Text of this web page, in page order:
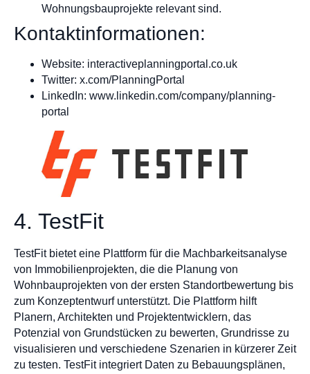
Wohnungsbauprojekte relevant sind.
Kontaktinformationen:
Website: interactiveplanningportal.co.uk
Twitter: x.com/PlanningPortal
LinkedIn: www.linkedin.com/company/planning-
portal
4. TestFit
TestFit bietet eine Plattform für die Machbarkeitsanalyse
von Immobilienprojekten, die die Planung von
Wohnbauprojekten von der ersten Standortbewertung bis
zum Konzeptentwurf unterstützt. Die Plattform hilft
Planern, Architekten und Projektentwicklern, das
Potenzial von Grundstücken zu bewerten, Grundrisse zu
visualisieren und verschiedene Szenarien in kürzerer Zeit
zu testen. TestFit integriert Daten zu Bebauungsplänen,